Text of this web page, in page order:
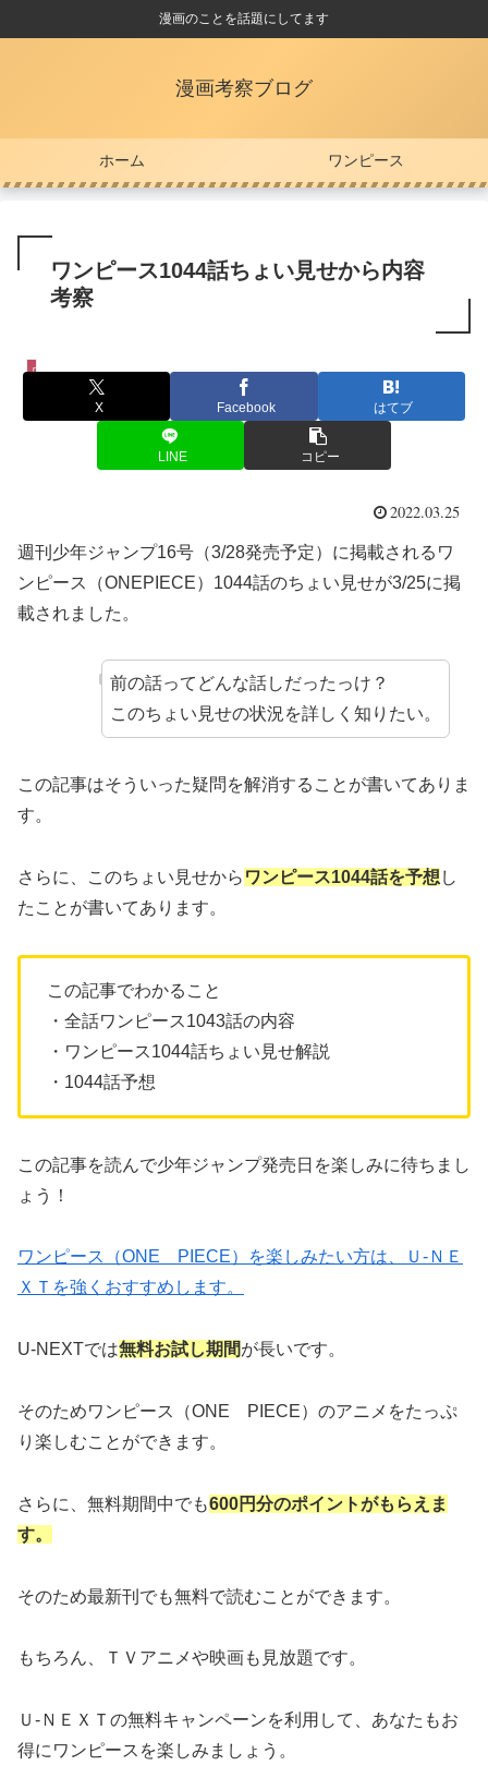
漫画のことを話題にしてます
漫画考察ブログ
ホーム ワンピース
ワンピース1044話ちょい見せから内容
考察
ワンピース
X Facebook はてブ
LINE コピー
2022.03.25
週刊少年ジャンプ16号（3/28発売予定）に掲載されるワ
ンピース（ONEPIECE）1044話のちょい見せが3/25に掲
載されました。
前の話ってどんな話しだったっけ？
このちょい見せの状況を詳しく知りたい。
この記事はそういった疑問を解消することが書いてありま
す。
さらに、このちょい見せから ワンピース1044話を予想 し
たことが書いてあります。
この記事でわかること
・全話ワンピース1043話の内容
・ワンピース1044話ちょい見せ解説
・1044話予想
この記事を読んで少年ジャンプ発売日を楽しみに待ちまし
ょう！
ワンピース（ONE PIECE）を楽しみたい方は、Ｕ-ＮＥ
ＸＴを強くおすすめします。
U-NEXTでは無料お試し期間が長いです。
そのためワンピース（ONE PIECE）のアニメをたっぷ
り楽しむことができます。
さらに、無料期間中でも600円分のポイントがもらえま
す。
そのため最新刊でも無料で読むことができます。
もちろん、ＴＶアニメや映画も見放題です。
Ｕ-ＮＥＸＴの無料キャンペーンを利用して、あなたもお
得にワンピースを楽しみましょう。